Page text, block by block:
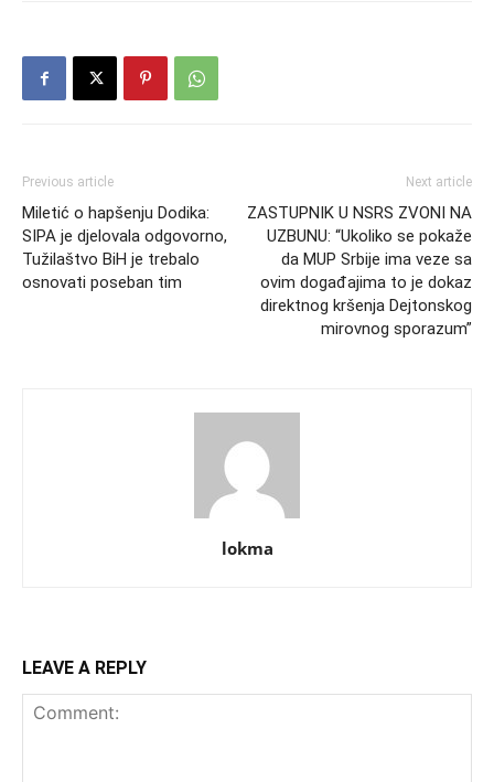
Previous article
Miletić o hapšenju Dodika:
SIPA je djelovala odgovorno,
Tužilaštvo BiH je trebalo
osnovati poseban tim
Next article
ZASTUPNIK U NSRS ZVONI NA
UZBUNU: “Ukoliko se pokaže
da MUP Srbije ima veze sa
ovim događajima to je dokaz
direktnog kršenja Dejtonskog
mirovnog sporazum”
lokma
LEAVE A REPLY